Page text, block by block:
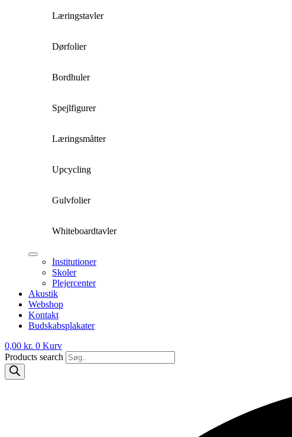
Læringstavler
Dørfolier
Bordhuler
Spejlfigurer
Læringsmåtter
Upcycling
Gulvfolier
Whiteboardtavler
Institutioner
Skoler
Plejercenter
Akustik
Webshop
Kontakt
Budskabsplakater
0,00 kr. 0 Kurv
Products search